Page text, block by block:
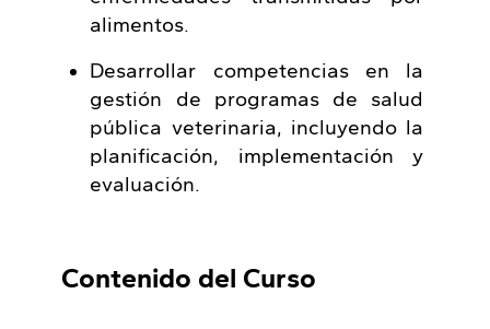
alimentos.
Desarrollar competencias en la
gestión de programas de salud
pública veterinaria, incluyendo la
planificación, implementación y
evaluación.
Contenido del Curso